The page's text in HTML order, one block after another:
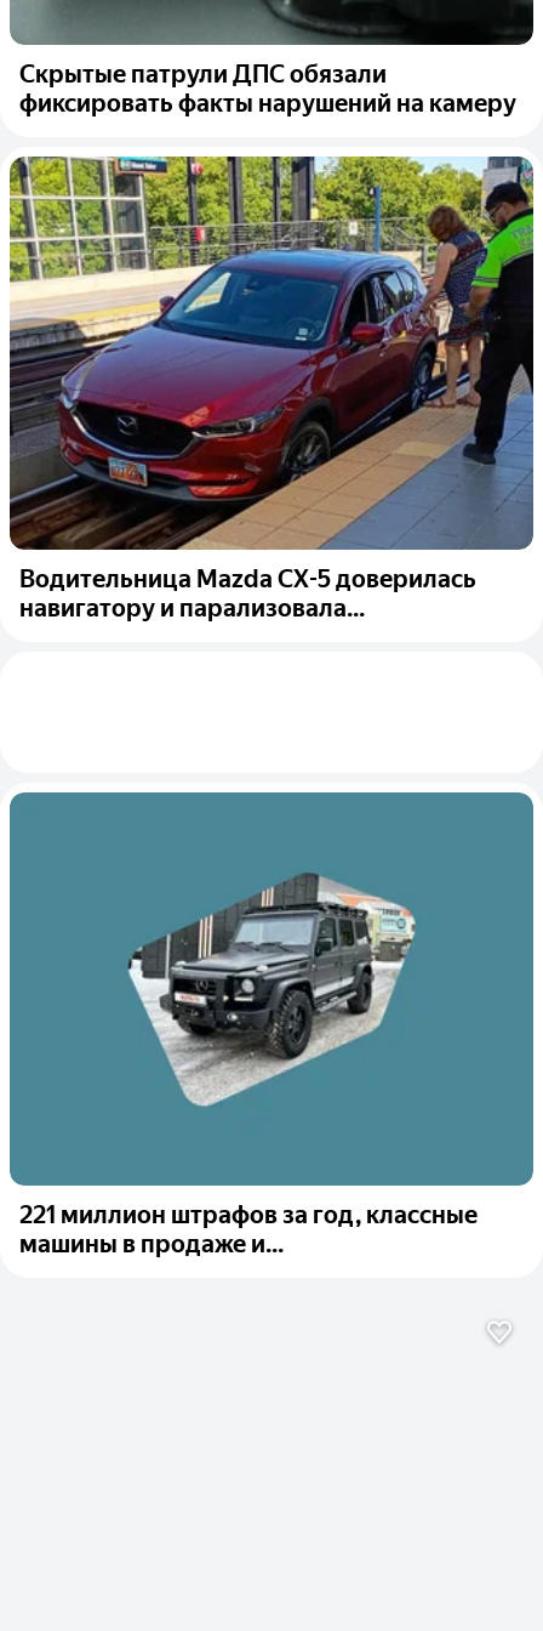
Скрытые патрули ДПС обязали
фиксировать факты нарушений на камеру
Водительница Mazda CX-5 доверилась
навигатору и парализовала...
221 миллион штрафов за год, классные
машины в продаже и...